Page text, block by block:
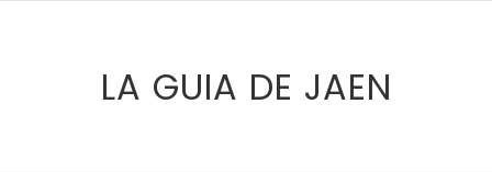
LA GUIA DE JAEN